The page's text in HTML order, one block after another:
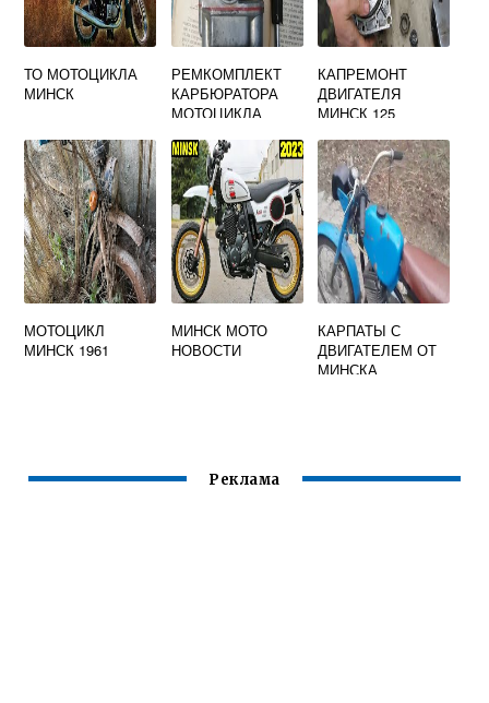
ТО МОТОЦИКЛА
МИНСК
РЕМКОМПЛЕКТ
КАРБЮРАТОРА
МОТОЦИКЛА
КАПРЕМОНТ
ДВИГАТЕЛЯ
МИНСК 125
МОТОЦИКЛ
МИНСК 1961
МИНСК МОТО
НОВОСТИ
КАРПАТЫ С
ДВИГАТЕЛЕМ ОТ
МИНСКА
Реклама